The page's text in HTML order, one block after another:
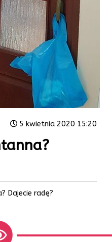
5 kwietnia 2020 15:20
Dajecie radę?